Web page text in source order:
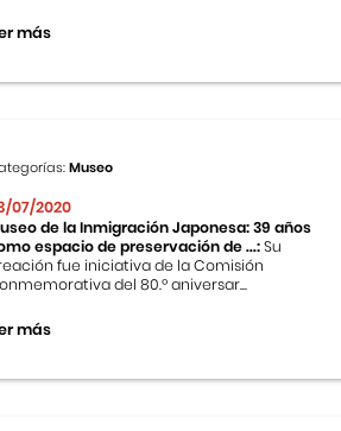
más
Museo
07/2020
de la Inmigración Japonesa: 39 años
espacio de preservación de ...:Su
fue iniciativa de la Comisión
del 80.º aniversar...
más